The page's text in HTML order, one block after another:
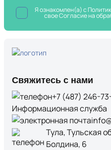
Я ознакомлен(а) с
свое Согласие на
Свяжитесь с нами
+7 (487) 246-
Информационная служба
Тула, Тульская
Болдина, 6